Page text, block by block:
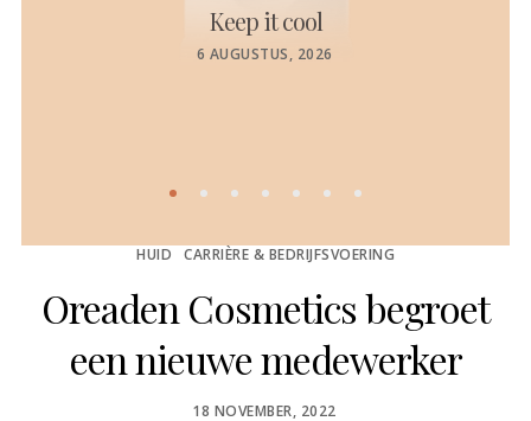
Keep it cool
POSTED
6 AUGUSTUS, 2026
HUID CARRIÈRE & BEDRIJFSVOERING
Oreaden Cosmetics begroet
een nieuwe medewerker
POSTED
18 NOVEMBER, 2022